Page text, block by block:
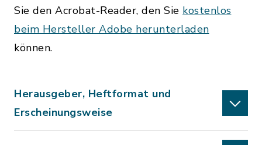
Sie den Acrobat-Reader, den Sie kostenlos
beim Hersteller Adobe herunterladen
können.
Herausgeber, Heftformat und
Erscheinungsweise